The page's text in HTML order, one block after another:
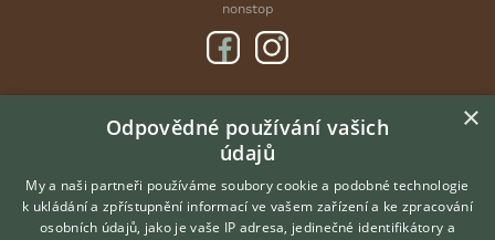
nonstop
DOMOVSKÁ STRÁNKA
INZERCE
DISKUSE
ČLÁNKY
×
Odpovědné používání vašich
údajů
My a naši partneři používáme soubory cookie a podobné technologie
k ukládání a zpřístupnění informací ve vašem zařízení a ke zpracování
osobních údajů, jako je vaše IP adresa, jedinečné identifikátory a